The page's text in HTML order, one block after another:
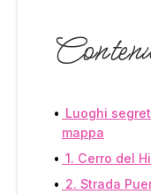
Luoghi
mappa
1. Cerro del
2. Strada